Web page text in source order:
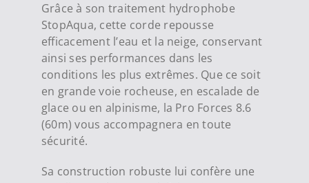
Grâce à son traitement hydrophobe
StopAqua, cette corde repousse
efficacement l’eau et la neige, conservant
ainsi ses performances dans les
conditions les plus extrêmes. Que ce soit
en grande voie rocheuse, en escalade de
glace ou en alpinisme, la Pro Forces 8.6
(60m) vous accompagnera en toute
sécurité.
Sa construction robuste lui confère une